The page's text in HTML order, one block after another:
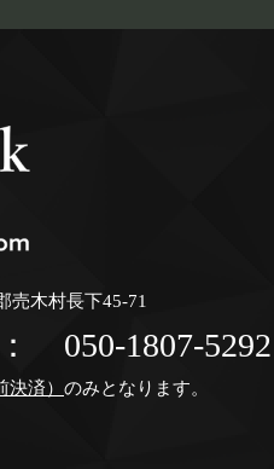
売木村長下45-71
： 050-1807-5292
済） のみとなります。